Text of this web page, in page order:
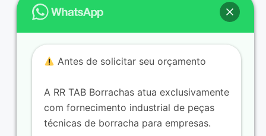
Antes de solicitar seu orçamento
A RR TAB Borrachas atua exclusivamente
com fornecimento industrial de peças
técnicas de borracha para empresas.